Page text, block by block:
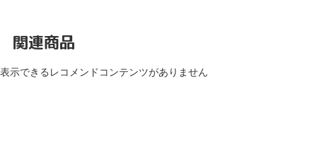
関連商品
表示できるレコメンドコンテンツがありません